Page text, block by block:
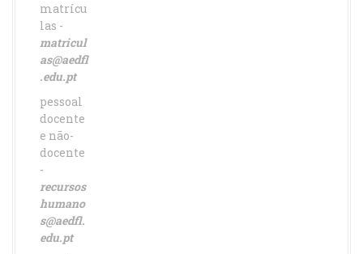
matrícu
las -
matricul
as@aedfl
.edu.pt
pessoal
docente
e não-
docente
-
recursos
humano
s@aedfl.
edu.pt